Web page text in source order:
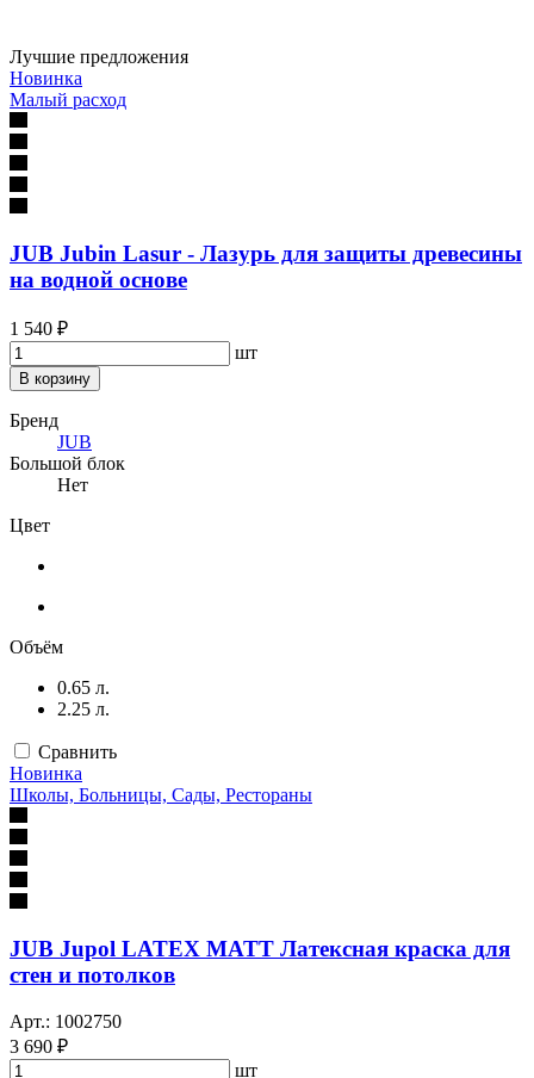
Лучшие предложения
Новинка
Малый расход
JUB Jubin Lasur - Лазурь для защиты древесины
на водной основе
1 540 ₽
шт
В корзину
Бренд
JUB
Большой блок
Нет
Цвет
Объём
0.65 л.
2.25 л.
Сравнить
Новинка
Школы, Больницы, Сады, Рестораны
JUB Jupol LATEX MATT Латексная краска для
стен и потолков
Арт.: 1002750
3 690 ₽
шт